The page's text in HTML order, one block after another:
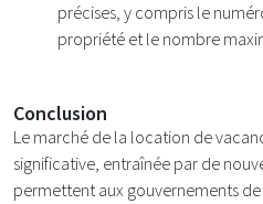
précises, y compris le
propriété et le nombre
Conclusion
Le marché de la location de
significative, entraînée par de
permettent aux gouvernements